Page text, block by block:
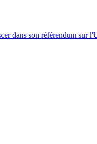
dans son référendum sur